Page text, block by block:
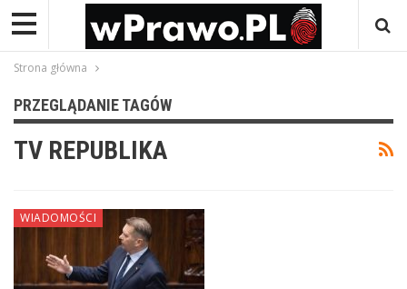
Strona główna
PRZEGLĄDANIE TAGÓW
TV REPUBLIKA
WIADOMOŚCI